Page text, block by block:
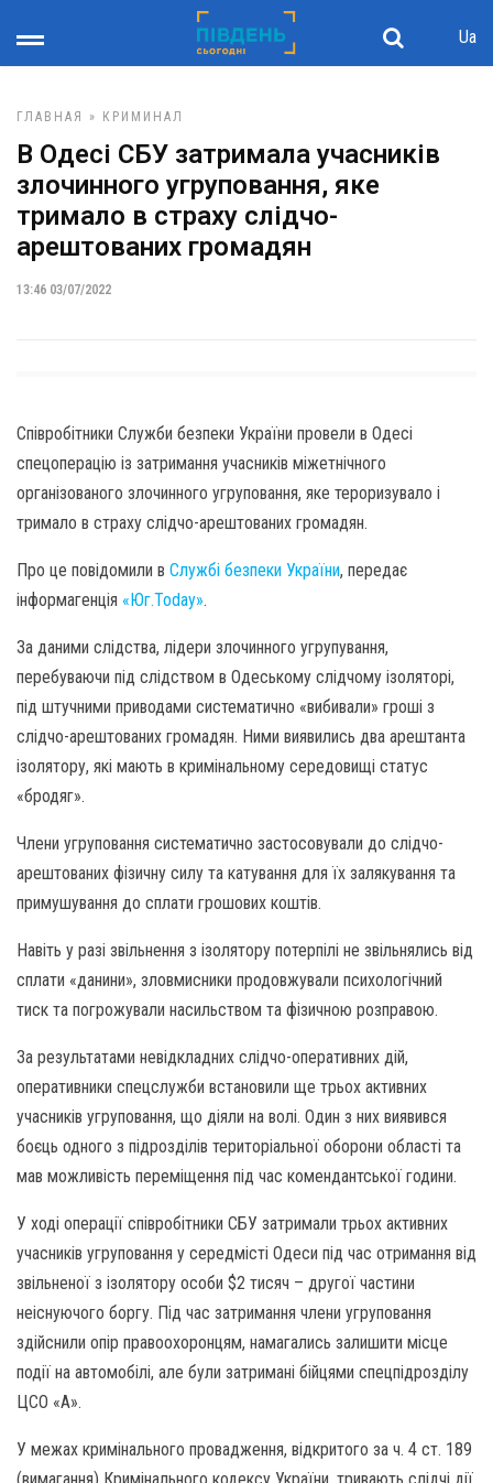
Ua
ГЛАВНАЯ » КРИМИНАЛ
В Одесі СБУ затримала учасників
злочинного угруповання, яке
тримало в страху слідчо-
арештованих громадян
13:46 03/07/2022
Співробітники Служби безпеки України провели в Одесі
спецоперацію із затримання учасників міжетнічного
організованого злочинного угруповання, яке тероризувало і
тримало в страху слідчо-арештованих громадян.
Про це повідомили в Службі безпеки України, передає
інформагенція «Юг.Today».
За даними слідства, лідери злочинного угрупування,
перебуваючи під слідством в Одеському слідчому ізоляторі,
під штучними приводами систематично «вибивали» гроші з
слідчо-арештованих громадян. Ними виявились два арештанта
ізолятору, які мають в кримінальному середовищі статус
«бродяг».
Члени угруповання систематично застосовували до слідчо-
арештованих фізичну силу та катування для їх залякування та
примушування до сплати грошових коштів.
Навіть у разі звільнення з ізолятору потерпілі не звільнялись від
сплати «данини», зловмисники продовжували психологічний
тиск та погрожували насильством та фізичною розправою.
За результатами невідкладних слідчо-оперативних дій,
оперативники спецслужби встановили ще трьох активних
учасників угруповання, що діяли на волі. Один з них виявився
боєць одного з підрозділів територіальної оборони області та
мав можливість переміщення під час комендантської години.
У ході операції співробітники СБУ затримали трьох активних
учасників угруповання у середмісті Одеси під час отримання від
звільненої з ізолятору особи $2 тисяч – другої частини
неіснуючого боргу. Під час затримання члени угруповання
здійснили опір правоохоронцям, намагались залишити місце
події на автомобілі, але були затримані бійцями спецпідрозділу
ЦСО «А».
У межах кримінального провадження, відкритого за ч. 4 ст. 189